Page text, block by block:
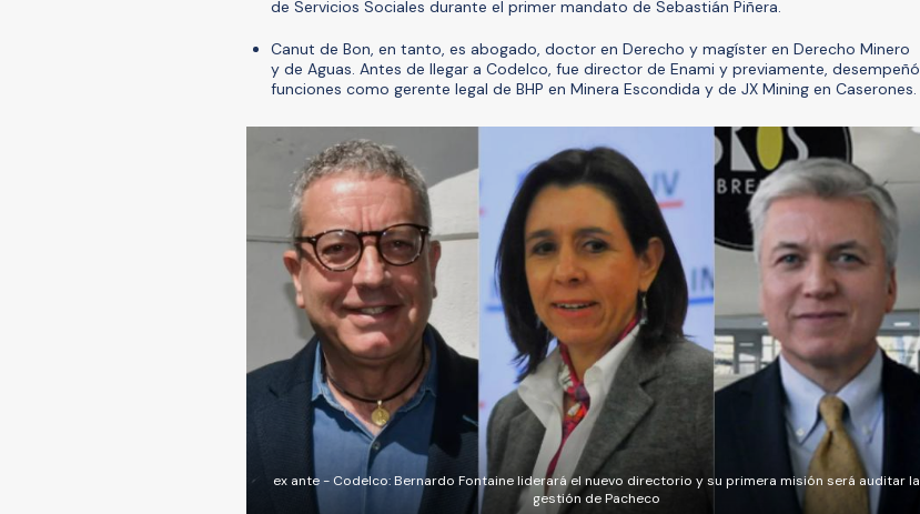
de Servicios Sociales durante el primer mandato de Sebastián Piñera.
Canut de Bon, en tanto, es abogado, doctor en Derecho y magíster en Derecho Minero
y de Aguas. Antes de llegar a Codelco, fue director de Enami y previamente, desempeñó
funciones como gerente legal de BHP en Minera Escondida y de JX Mining en Caserones.
ex ante - Codelco: Bernardo Fontaine liderará el nuevo directorio y su primera misión será auditar la
gestión de Pacheco